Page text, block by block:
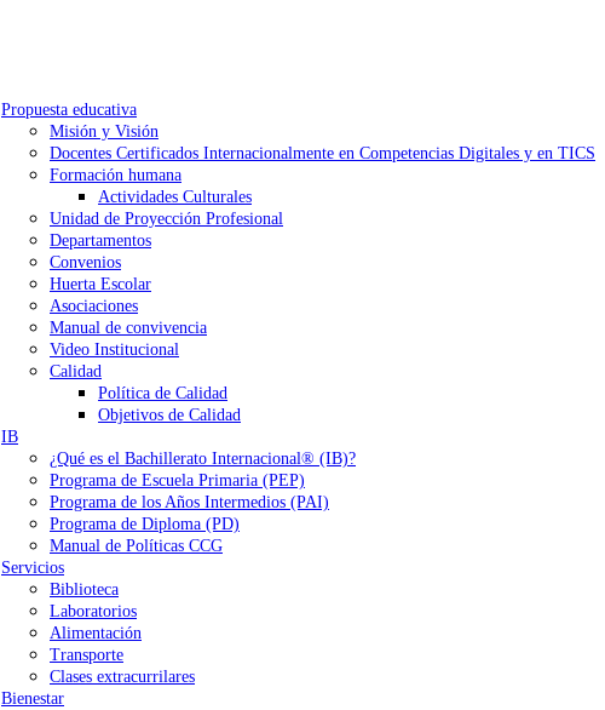
Propuesta educativa
Misión y Visión
Docentes Certificados Internacionalmente en Competencias Digitales y en TICS
Formación humana
Actividades Culturales
Unidad de Proyección Profesional
Departamentos
Convenios
Huerta Escolar
Asociaciones
Manual de convivencia
Video Institucional
Calidad
Política de Calidad
Objetivos de Calidad
IB
¿Qué es el Bachillerato Internacional® (IB)?
Programa de Escuela Primaria (PEP)
Programa de los Años Intermedios (PAI)
Programa de Diploma (PD)
Manual de Políticas CCG
Servicios
Biblioteca
Laboratorios
Alimentación
Transporte
Clases extracurrilares
Bienestar